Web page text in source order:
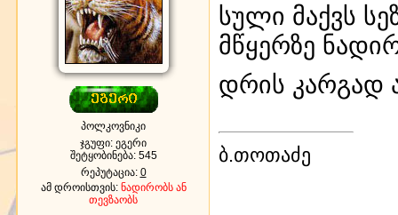
პოლკოვნიკი
ჯგუფი: ეგერი
შეტყობინება: 545
რეპუტაცია: 0
ამ დროისთვის: ნადირობს ან
თევზაობს
სული მაქვს
მწყერზე
დრის კარგად
ბ.თოთაძე